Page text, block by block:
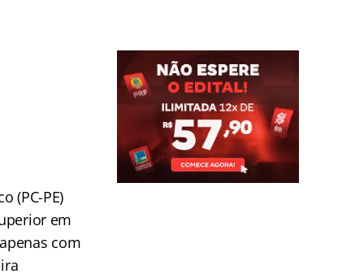
(PC-PE)
em
com